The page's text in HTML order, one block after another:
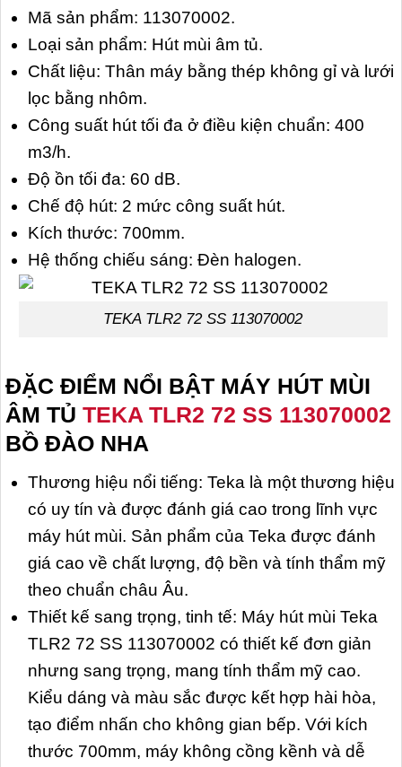
Mã sản phẩm: 113070002.
Loại sản phẩm: Hút mùi âm tủ.
Chất liệu: Thân máy bằng thép không gỉ và lưới
lọc bằng nhôm.
Công suất hút tối đa ở điều kiện chuẩn: 400
m3/h.
Độ ồn tối đa: 60 dB.
Chế độ hút: 2 mức công suất hút.
Kích thước: 700mm.
Hệ thống chiếu sáng: Đèn halogen.
TEKA TLR2 72 SS 113070002
ĐẶC ĐIỂM NỔI BẬT MÁY HÚT MÙI
ÂM TỦ TEKA TLR2 72 SS 113070002
BỒ ĐÀO NHA
Thương hiệu nổi tiếng: Teka là một thương hiệu
có uy tín và được đánh giá cao trong lĩnh vực
máy hút mùi. Sản phẩm của Teka được đánh
giá cao về chất lượng, độ bền và tính thẩm mỹ
theo chuẩn châu Âu.
Thiết kế sang trọng, tinh tế: Máy hút mùi Teka
TLR2 72 SS 113070002 có thiết kế đơn giản
nhưng sang trọng, mang tính thẩm mỹ cao.
Kiểu dáng và màu sắc được kết hợp hài hòa,
tạo điểm nhấn cho không gian bếp. Với kích
thước 700mm, máy không cồng kềnh và dễ